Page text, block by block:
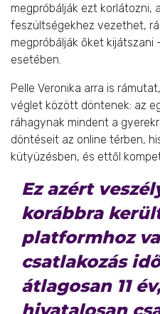
megpróbálják ezt korlátozni,
feszültségekhez vezethet,
megpróbálják őket kijátszani
esetében.
Pelle Veronika arra is
véglet között döntenek: az
ráhagynak mindent a
döntéseit az online térben,
kütyüzésben, és ettől
Ez azért
korábbra
platformhoz
csatlakozás
átlagosan 11